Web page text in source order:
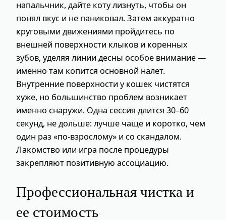
напальчник, дайте коту лизнуть, чтобы он
понял вкус и не паниковал. Затем аккуратно
круговыми движениями пройдитесь по
внешней поверхности клыков и коренных
зубов, уделяя линии десны особое внимание —
именно там копится основной налет.
Внутренние поверхности у кошек чистятся
хуже, но большинство проблем возникает
именно снаружи. Одна сессия длится 30–60
секунд, не дольше: лучше чаще и коротко, чем
один раз «по‑взрослому» и со скандалом.
Лакомство или игра после процедуры
закрепляют позитивную ассоциацию.
Профессиональная чистка и
ее стоимость